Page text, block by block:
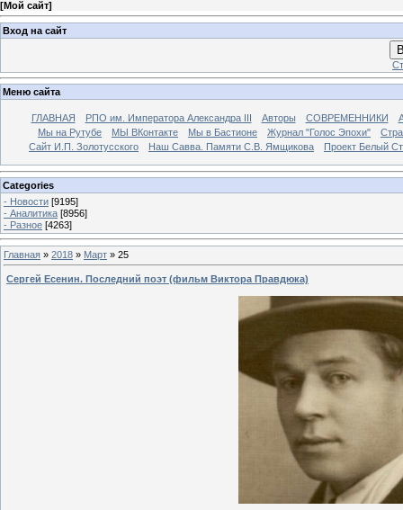
[Мой сайт]
Вход на сайт
Меню сайта
ГЛАВНАЯ РПО им. Императора Александра III Авторы СОВРЕМЕННИКИ
Мы на Рутубе
МЫ ВКонтакте Мы в Бастионе Журнал "Голос Эпохи"
Сайт И.П. Золотусского
Наш Савва. Памяти С.В. Ямщикова Проект Белый
Categories
- Новости [9195]
- Аналитика [8956]
- Разное [4263]
Главная » 2018 » Март » 25
Сергей Есенин. Последний поэт (фильм Виктора Правдюка)